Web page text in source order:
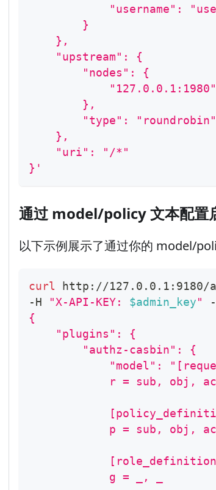
"username":
        }
    },
    "upstream": {
        "nodes": {
        },
        "type": "roundrobin"
    },
    "uri": "/*"
}'
通过 model/policy 文本配置
以下示例展示了通过你的 model/
curl http://127.0.0.1:9180/
-H
"X-API-KEY: $admin_key"
{
    "plugins": {
        "authz-casbin": {
"model":
r = sub, obj,
p = sub, obj,
            g = _, _